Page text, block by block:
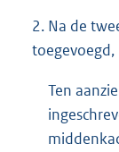
2. Na de
Ten